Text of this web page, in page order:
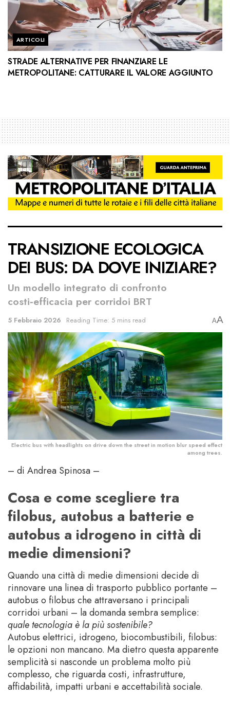
ARTICOLI
STRADE ALTERNATIVE PER FINANZIARE LE
METROPOLITANE: CATTURARE IL VALORE AGGIUNTO
TRANSIZIONE ECOLOGICA
DEI BUS: DA DOVE INIZIARE?
Un modello integrato di confronto
costi‑efficacia per corridoi BRT
5 Febbraio 2026 Reading Time: 5 mins read AA
Electric bus with headlights on drive down the street in motion blur speed effect
among trees.
– di Andrea Spinosa –
Cosa e come scegliere tra
filobus, autobus a batterie e
autobus a idrogeno in città di
medie dimensioni?
Quando una città di medie dimensioni decide di
rinnovare una linea di trasporto pubblico portante –
autobus o filobus che attraversano i principali
corridoi urbani – la domanda sembra semplice:
quale tecnologia è la più sostenibile?
Autobus elettrici, idrogeno, biocombustibili, filobus:
le opzioni non mancano. Ma dietro questa apparente
semplicità si nasconde un problema molto più
complesso, che riguarda costi, infrastrutture,
affidabilità, impatti urbani e accettabilità sociale.